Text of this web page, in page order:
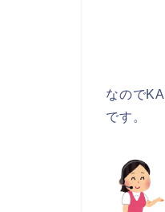
なので
です。